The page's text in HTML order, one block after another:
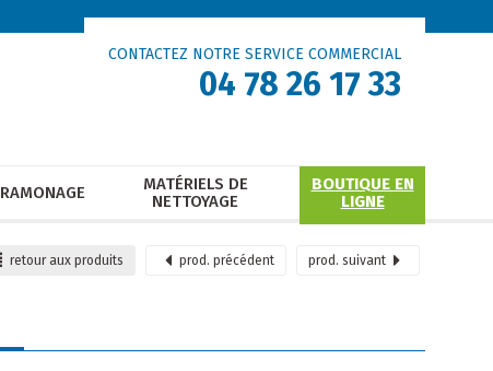
CONTACTEZ NOTRE SERVICE COMMERCIAL
04 78 26 17 33
RAMONAGE
MATÉRIELS DE
NETTOYAGE
BOUTIQUE EN
LIGNE
retour aux produits prod. précédent prod. suivant